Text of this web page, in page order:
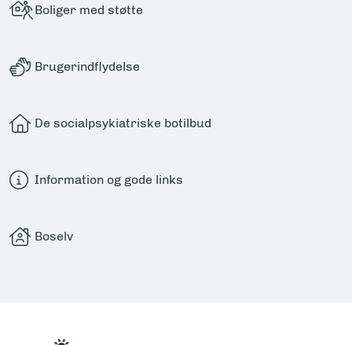
Boliger med støtte
Brugerindflydelse
De socialpsykiatriske botilbud
Information og gode links
Boselv